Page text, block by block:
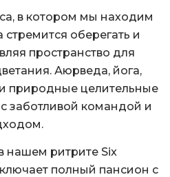
в котором мы находим
стремится оберегать и
пространство для
Аюрведа, йога,
природные целительные
заботливой командой и
нашем ритрите Six
полный пансион с